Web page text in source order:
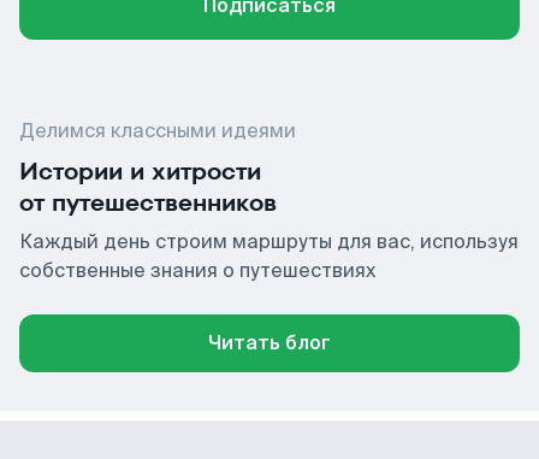
Подписаться
Делимся классными идеями
Истории и хитрости
от путешественников
Каждый день строим маршруты для вас, используя
собственные знания о путешествиях
Читать блог